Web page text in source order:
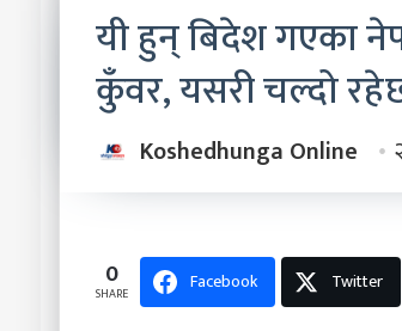
यी हुन् बिदेश गएका
कुँवर, यसरी चल्दो
Koshedhunga Online
0
SHARE Facebook Twitter